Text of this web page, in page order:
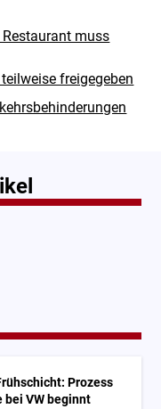
muss
freigegeben
Prozess
bei VW beginnt